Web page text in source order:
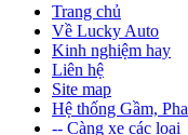
Trang chủ
Về Lucky Auto
Kinh nghiệm hay
Liên hệ
Site map
Hệ thống Gầm,
-- Càng xe các loại